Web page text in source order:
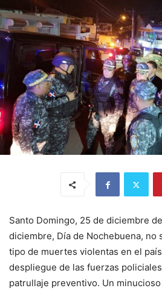
Santo Domingo, 25 de diciembre
diciembre, Día de Nochebuena, no
tipo de muertes violentas en el
despliegue de las fuerzas
patrullaje preventivo. Un